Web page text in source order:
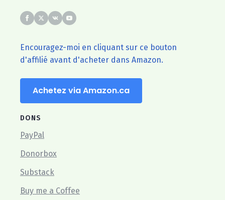
Encouragez-moi en cliquant sur ce bouton
d'affilié avant d'acheter dans Amazon.
Achetez via Amazon.ca
DONS
PayPal
Donorbox
Substack
Buy me a Coffee